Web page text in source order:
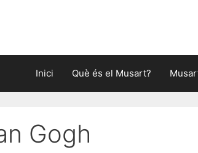
Inici Què és el Musart?
Gogh